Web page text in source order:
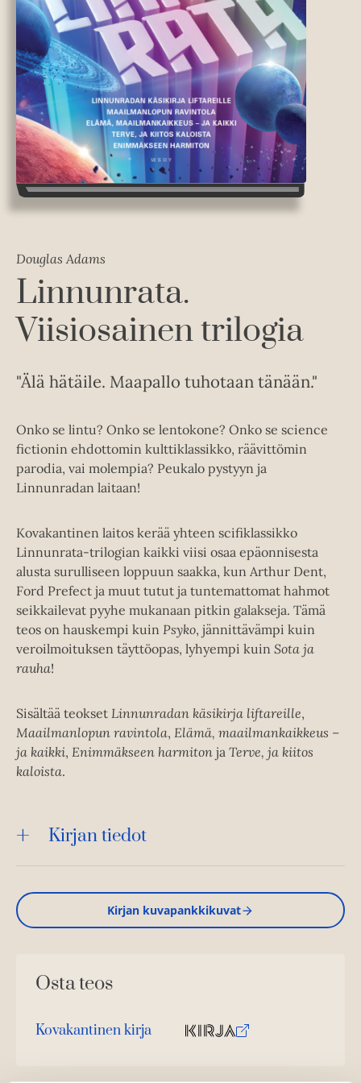
Douglas Adams
Linnunrata.
Viisiosainen trilogia
"Älä hätäile. Maapallo tuhotaan tänään."
Onko se lintu? Onko se lentokone? Onko se science
fictionin ehdottomin kulttiklassikko, räävittömin
parodia, vai molempia? Peukalo pystyyn ja
Linnunradan laitaan!
Kovakantinen laitos kerää yhteen scifiklassikko
Linnunrata-trilogian kaikki viisi osaa epäonnisesta
alusta surulliseen loppuun saakka, kun Arthur Dent,
Ford Prefect ja muut tutut ja tuntemattomat hahmot
seikkailevat pyyhe mukanaan pitkin galakseja. Tämä
teos on hauskempi kuin Psyko, jännittävämpi kuin
veroilmoituksen täyttöopas, lyhyempi kuin Sota ja
rauha!
Sisältää teokset Linnunradan käsikirja liftareille,
Maailmanlopun ravintola, Elämä, maailmankaikkeus –
ja kaikki, Enimmäkseen harmiton ja Terve, ja kiitos
kaloista.
Kirjan tiedot
Kirjan kuvapankkikuvat
Osta teos
O
t
Kovakantinen kirja
K
r